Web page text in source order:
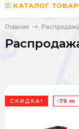
КАТАЛОГ
Главная Распродажа
СКИДКА! -79 m